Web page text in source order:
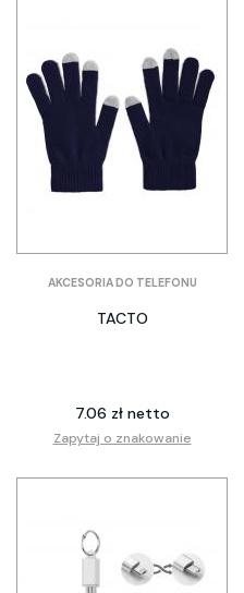
AKCESORIA DO TELEFONU
TACTO
7.06 zł netto
Zapytaj o znakowanie